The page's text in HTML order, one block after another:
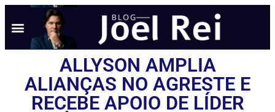
ALLYSON AMPLIA
ALIANÇAS NO AGRESTE E
RECEBE APOIO DE LÍDER